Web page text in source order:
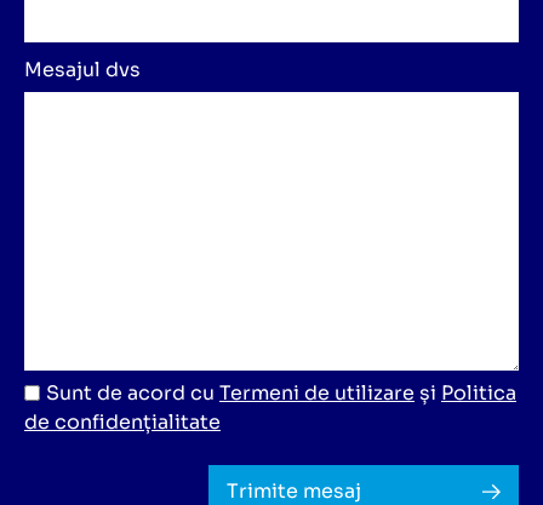
Mesajul dvs
Sunt de acord cu Termeni de utilizare și Politica
de confidențialitate
Trimite mesaj